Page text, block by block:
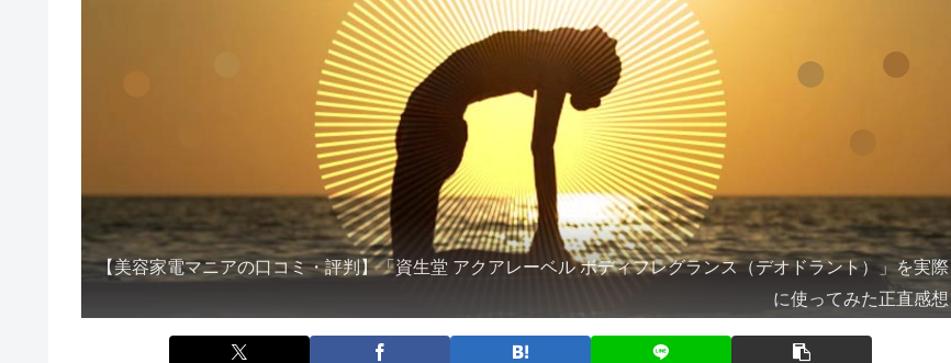
【美容家電マニアの口コミ・評判】「資生堂 アクアレーベル ボディフレグランス（デオドラント）」を実際
に使ってみた正直感想